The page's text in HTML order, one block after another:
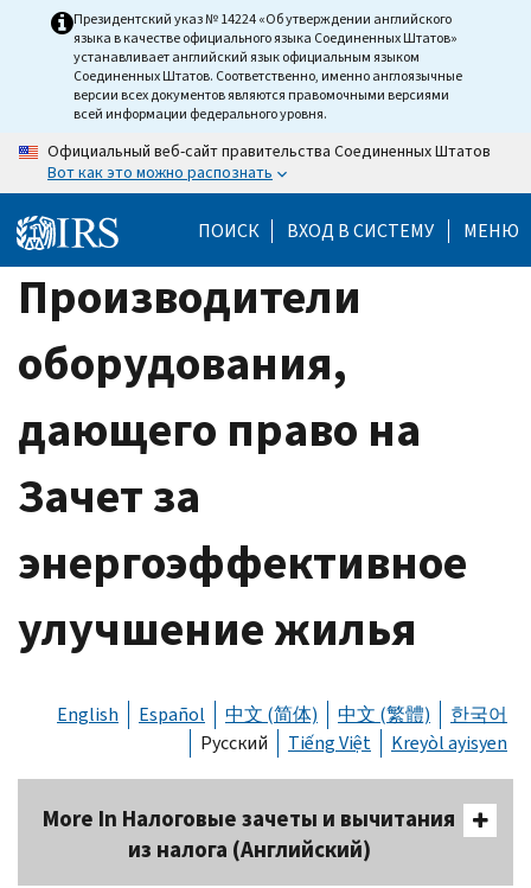
Президентский указ № 14224 «Об утверждении английского
языка в качестве официального языка Соединенных Штатов»
устанавливает английский язык официальным языком
Соединенных Штатов. Соответственно, именно англоязычные
версии всех документов являются правомочными версиями
всей информации федерального уровня.
Официальный веб-сайт правительства Соединенных Штатов
Вот как это можно распознать
ПОИСК ВХОД В СИСТЕМУ МЕНЮ
Производители
оборудования,
дающего право на
Зачет за
энергоэффективное
улучшение жилья
English Español 中文 (简体) 中文 (繁體)
한국어
Русский
Tiếng Việt Kreyòl ayisyen
More In Налоговые зачеты и вычитания
из налога (Английский)